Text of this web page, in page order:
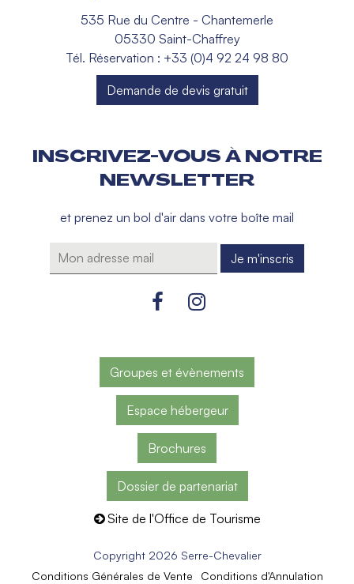
535 Rue du Centre - Chantemerle
05330 Saint-Chaffrey
Tél. Réservation : +33 (0)4 92 24 98 80
Demande de devis gratuit
INSCRIVEZ-VOUS À NOTRE
NEWSLETTER
et prenez un bol d'air dans votre boîte mail
Groupes et évènements
Espace hébergeur
Brochures
Dossier de partenariat
Site de l'Office de Tourisme
Copyright 2026 Serre-Chevalier
Conditions Générales de Vente
Conditions d'Annulation